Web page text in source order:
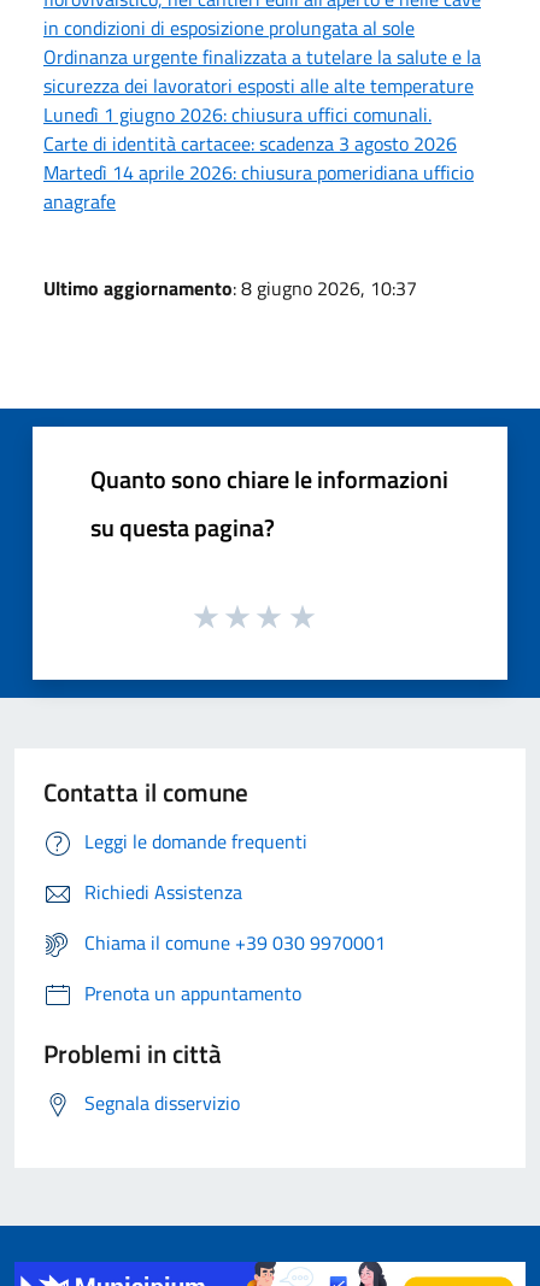
in condizioni di esposizione prolungata al sole
Ordinanza urgente finalizzata a tutelare la salute e la
sicurezza dei lavoratori esposti alle alte temperature
Lunedì 1 giugno 2026: chiusura uffici comunali.
Carte di identità cartacee: scadenza 3 agosto 2026
Martedì 14 aprile 2026: chiusura pomeridiana ufficio
anagrafe
Ultimo aggiornamento: 8 giugno 2026, 10:37
Quanto sono chiare le informazioni
su questa pagina?
Contatta il comune
Leggi le domande frequenti
Richiedi Assistenza
Chiama il comune +39 030 9970001
Prenota un appuntamento
Problemi in città
Segnala disservizio